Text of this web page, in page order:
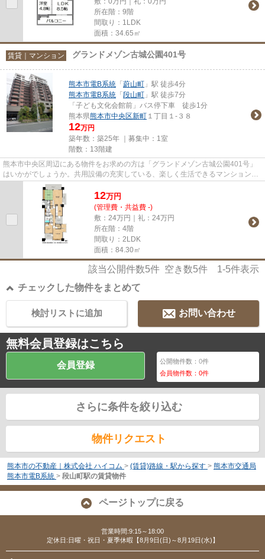
所在階：9階
間取り：1LDK
面積：34.65㎡
賃貸｜マンション グランドメゾン古城公園401号
熊本市電B系統 「 蔚山町 」駅 徒歩4分
熊本市電B系統 「 段山町 」駅 徒歩7分
「子ども文化会館前」バス停下車 徒歩1分
熊本県熊本市中央区新町 １丁目１-３８
12万円
築年数：築25年 ｜募集中： 1室
階数：13階建
熊本市中央区周辺にある物件をお求めの方は「グランドメゾン古城公園401号」
はいかがでしょうか。共用設備の充実している、楽しく生活できるマンションで
す。お車をお持ちの方に駐車ス...
12万円
(管理費・共益費 -)
敷：24万円｜礼：24万円
所在階：4階
間取り：2LDK
面積：84.30㎡
該当公開件数5件 空き数5件 1-5件表示
チェックした物件をまとめて
お問い合わせ
検討リストに追加
無料会員登録はこちら
会員登録 公開物件数：0件
会員物件数：0件
さらに条件を絞り込む
物件リクエスト
熊本市の不動産｜株式会社 ハイコム > (賃貸)路線・駅から探す > 熊本市交通局
熊本市電B系統 > 段山町駅の賃貸物件
ページトップに戻る
営業時間:9:15～18:00
定休日:日曜・祝日・夏季休暇【8月9日(日)～8月19日(水)】